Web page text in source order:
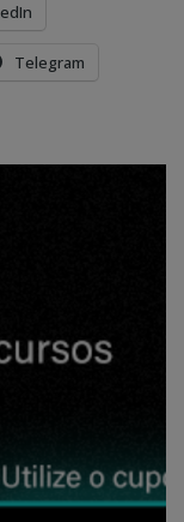
Telegram